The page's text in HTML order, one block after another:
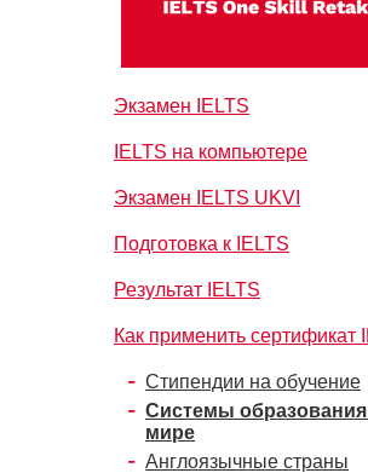
Экзамен IELTS
IELTS на компьютере
Экзамен IELTS UKVI
Подготовка к IELTS
Результат IELTS
Как применить сертификат
Стипендии на обучение
Системы
мире
Англоязычные страны